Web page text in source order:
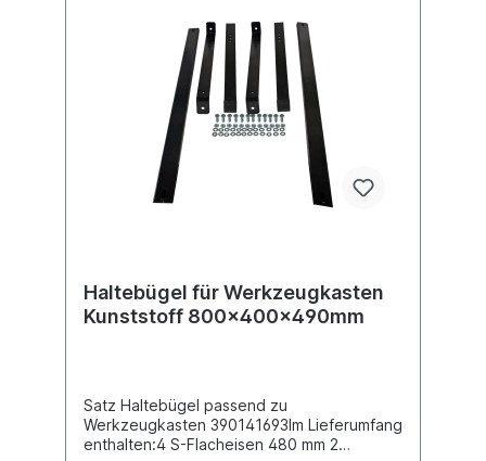
Haltebügel für Werkzeugkasten
Kunststoff 800x400x490mm
Satz Haltebügel passend zu
Werkzeugkasten 390141693Im Lieferumfang
enthalten:4 S-Flacheisen 480 mm 2